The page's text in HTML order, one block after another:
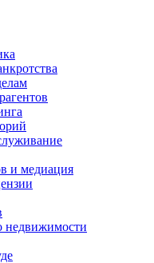
и медиация
недвижимости